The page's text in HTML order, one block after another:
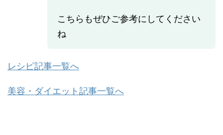
こちらもぜひご参考にしてください
ね
レシピ記事一覧へ
美容・ダイエット記事一覧へ